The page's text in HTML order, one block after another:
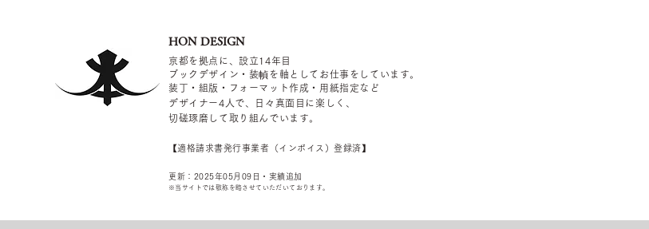
HON DESIGN
京都を拠点に、設立14年目
ブックデザイン・装幀を軸としてお仕事をしています。
装丁・組版・フォーマット作成・用紙指定など
デザイナー4 人で、日々真面目に楽しく、
切磋琢磨して取り組んでいます。
​【適格請求書発行事業者（インボイス）登録済】
更新：2025年05 月09 日・実績追加
​※当サイトでは敬称を 略させていただいております。